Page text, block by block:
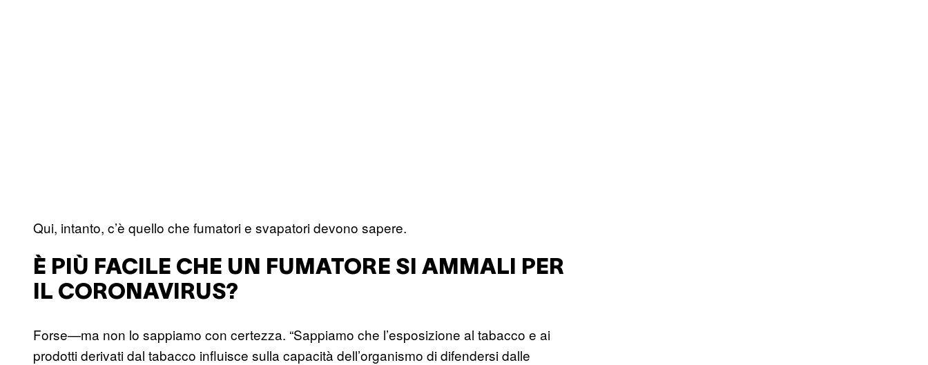
Qui, intanto, c’è quello che fumatori e svapatori devono sapere.
È PIÙ FACILE CHE UN FUMATORE SI AMMALI PER
IL CORONAVIRUS?
Forse—ma non lo sappiamo con certezza. “Sappiamo che l’esposizione al tabacco e ai
prodotti derivati dal tabacco influisce sulla capacità dell’organismo di difendersi dalle